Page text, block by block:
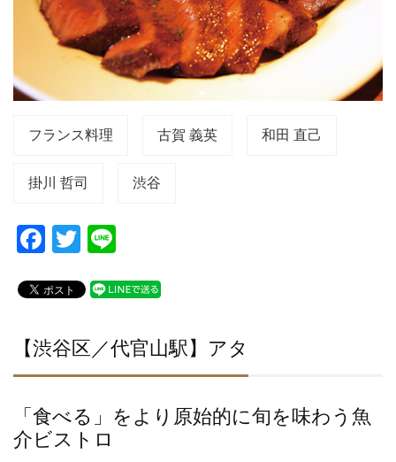
フランス料理 古賀 義英 和田 直己
掛川 哲司 渋谷
F
c
b
o
o
k
T
tt
e
【渋谷区／代官山駅】アタ
「食べる」をより原始的に旬を味わう魚
介ビストロ